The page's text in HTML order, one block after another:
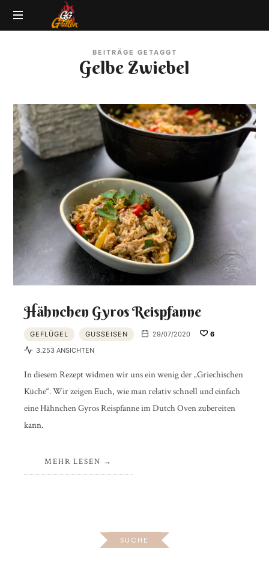
GG-
|
BBQ
Lexikon
BEITRÄGE GETAGGT
Gelbe Zwiebel
Hähnchen Gyros Reispfanne
GEFLÜGEL GUSSEISEN 29/07/2020
6
3.253 ANSICHTEN
In diesem Rezept widmen wir uns ein wenig der „Griechischen
Küche“. Wir zeigen Euch, wie man relativ schnell und einfach
eine Hähnchen Gyros Reispfanne im Dutch Oven zubereiten
kann.
MEHR LESEN
SUCHE